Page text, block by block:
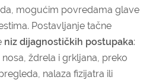
mogućim povredama glave
Postavljanje tačne
niz dijagnostičkih postupaka:
ždrela i grkljana, preko
nalaza fizijatra ili